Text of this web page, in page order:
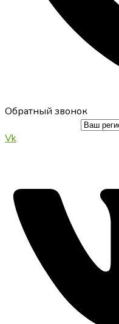
Обратный звонок
Vk